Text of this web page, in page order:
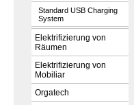
Standard USB Charging
System
Elektrifizierung von
Räumen
Elektrifizierung von
Mobiliar
Orgatech